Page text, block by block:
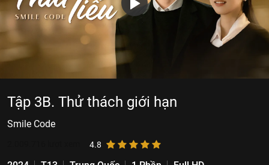
Tập 3B. Thử thách giới hạn
Smile Code
4.8